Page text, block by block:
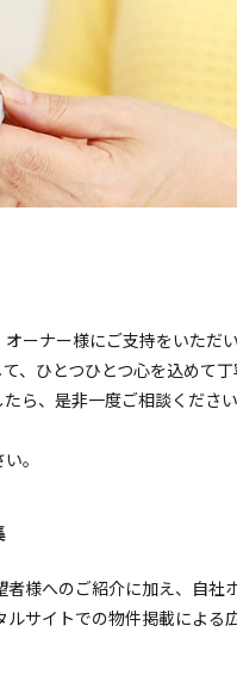
ーナー様にご支持をいただ
、ひとつひとつ心を込めて
ら、是非一度ご相談ください
。
者様へのご紹介に加え、自社
ルサイトでの物件掲載による